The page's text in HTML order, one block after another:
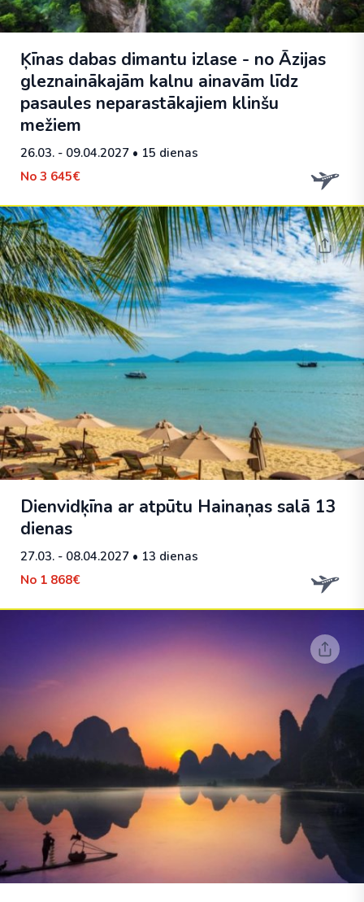
Ķīnas dabas dimantu izlase - no Āzijas
gleznainākajām kalnu ainavām līdz
pasaules neparastākajiem klinšu
mežiem
26.03. - 09.04.2027 • 15 dienas
No 3 645€
Dienvidķīna ar atpūtu Hainaņas salā 13
dienas
27.03. - 08.04.2027 • 13 dienas
No 1 868€